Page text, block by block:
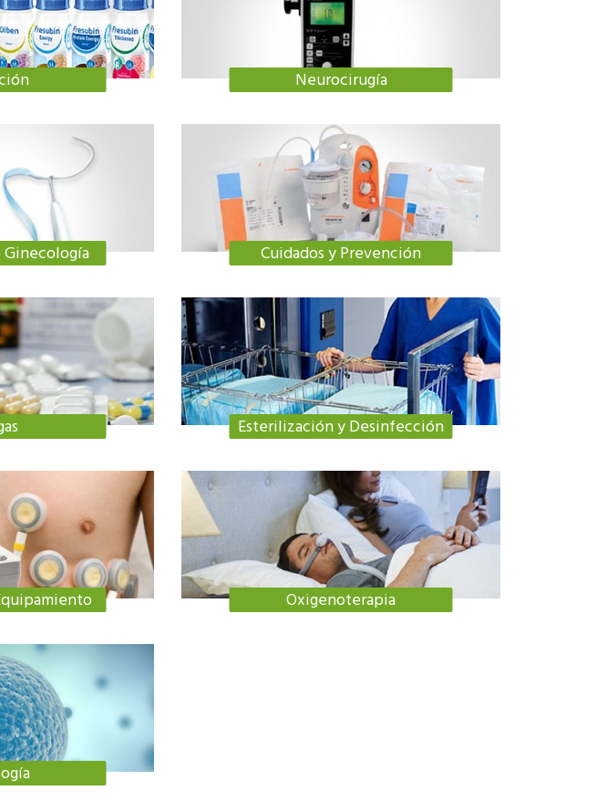
Neurocirugía
Cuidados y Prevención
Esterilización y Desinfección
Oxigenoterapia